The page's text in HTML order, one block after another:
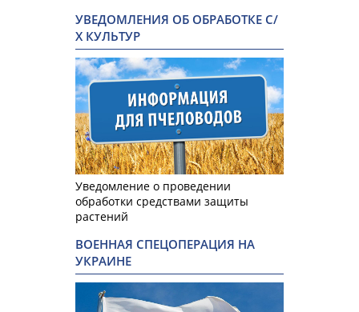
УВЕДОМЛЕНИЯ ОБ ОБРАБОТКЕ С/
Х КУЛЬТУР
Уведомление о проведении
обработки средствами защиты
растений
ВОЕННАЯ СПЕЦОПЕРАЦИЯ НА
УКРАИНЕ